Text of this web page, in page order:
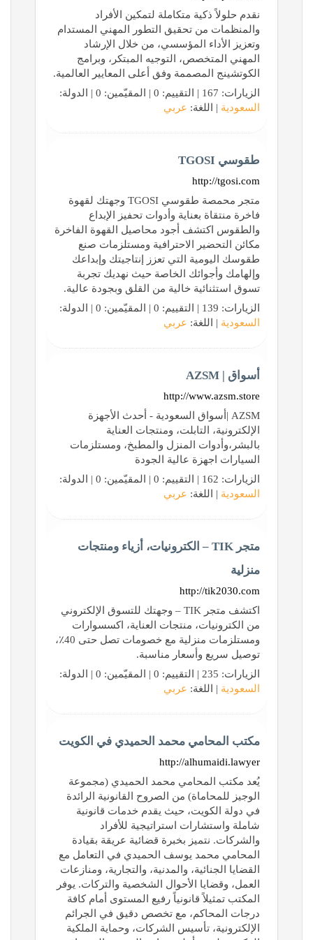
نقدم حلولاً ذكية متكاملة لتمكين الأفراد
والمنظمات من تحقيق التطور المهني المستدام
وتعزيز الأداء المؤسسي، من خلال الإرشاد
المهني المتخصص، التوجيه المبتكر، وبرامج
الكوتشينج المصممة وفق أعلى المعايير العالمية.
الزيارات: 167 | التقييم: 0 | المقيّمين: 0 | الدولة:
السعودية | اللغة: عربي
طقوسي TGOSI
http://tgosi.com
متجر محمصة طقوسي TGOSI وجهتك لقهوة
فاخرة منتقاة بعناية وأدوات تحفيز الإبداع
والطقوس اكتشف أجود محاصيل القهوة الفاخرة
مكائن التحضير الاحترافية ومستلزمات صنع
طقوسك اليومية التي تعزز إنتاجيتك وإبداعك
وإلهامك وأجوائك الخاصة حيث نهديك تجربة
تسوق استثنائية خالية من القلق وبجودة عالية.
الزيارات: 139 | التقييم: 0 | المقيّمين: 0 | الدولة:
السعودية | اللغة: عربي
أسواق | AZSM
http://www.azsm.store
AZSM |أسواق السعودية - أحدث الأجهزة
الإلكترونية، التابلت، ومنتجات العناية
بالبشر،وأدوات المنزل والمطبخ، ومستلزمات
السيارات اجهزة عالية الجودة
الزيارات: 162 | التقييم: 0 | المقيّمين: 0 | الدولة:
السعودية | اللغة: عربي
متجر TIK – الكترونيات، أزياء ومنتجات
منزلية
http://tik2030.com
اكتشف متجر TIK – وجهتك للتسوق الإلكتروني
من الكترونيات، منتجات العناية، اكسسوارات
ومستلزمات منزلية مع خصومات تصل حتى 40٪،
توصيل سريع وأسعار مناسبة.
الزيارات: 235 | التقييم: 0 | المقيّمين: 0 | الدولة:
السعودية | اللغة: عربي
مكتب المحامي محمد الحميدي في الكويت
http://alhumaidi.lawyer
يُعد مكتب المحامي محمد الحميدي (مجموعة
الوجيز للمحاماة) من الصروح القانونية الرائدة
في دولة الكويت، حيث يقدم خدمات قانونية
شاملة واستشارات استراتيجية للأفراد
والشركات. نتميز بخبرة قضائية عريقة بقيادة
المحامي محمد يوسف الحميدي في التعامل مع
القضايا الجنائية، والمدنية، والتجارية، ومنازعات
العمل، وقضايا الأحوال الشخصية والتركات. يوفر
المكتب تمثيلاً قانونياً رفيع المستوى أمام كافة
درجات المحاكم، مع تخصص دقيق في الجرائم
الإلكترونية، تأسيس الشركات، وحماية الملكية